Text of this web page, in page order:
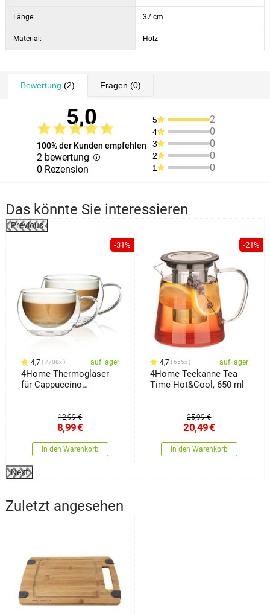
Länge: 37 cm
Material: Holz
Bewertung (2) Fragen (0)
5,0
100% der Kunden empfehlen
2 bewertung
0 Rezension
5 2
4 0
3 0
2 0
1 0
Das könnte Sie interessieren
Previous
-31%
4,7 7708x auf lager
4Home Thermogläser
für Cappuccino
12,99 €
8,99€
In den Warenkorb
-21%
4,7 655x auf lager
4Home Teekanne Tea
Time Hot&Cool, 650 ml
25,99 €
20,49€
In den Warenkorb
Next
Zuletzt angesehen